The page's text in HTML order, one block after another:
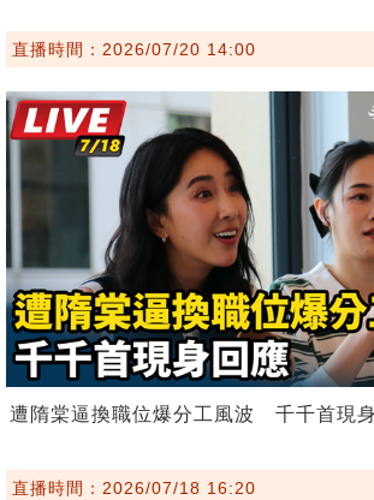
直播時間：2026/07/20 14:00
遭隋棠逼換職位爆分工風波 千千首現
直播時間：2026/07/18 16:20